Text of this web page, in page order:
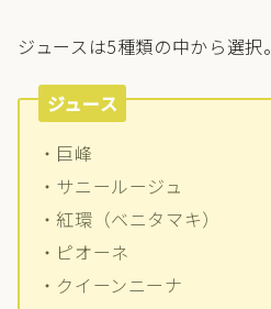
ジュースは5種類の中から選択。
ジュース
・巨峰
・サニールージュ
・紅環（ベニタマキ）
・ピオーネ
・クイーンニーナ